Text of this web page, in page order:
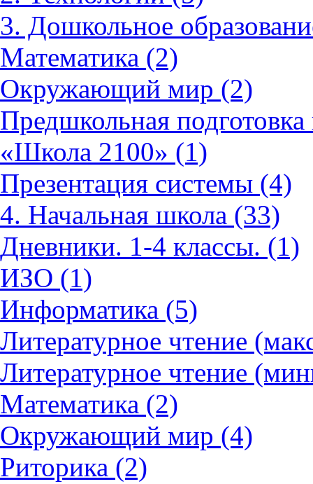
3. Дошкольное
Математика (2)
Окружающий мир (2)
Предшкольная
«Школа 2100» (1)
Презентация системы (4)
4. Начальная школа (33)
Дневники. 1-4 классы. (1)
ИЗО (1)
Информатика (5)
Литературное чтение
Литературное чтение
Математика (2)
Окружающий мир (4)
Риторика (2)